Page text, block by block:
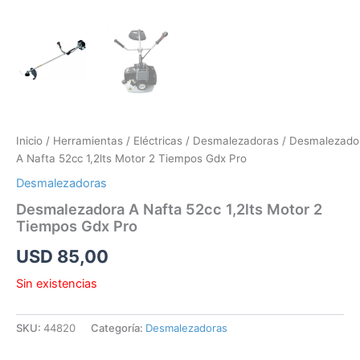
Inicio / Herramientas / Eléctricas / Desmalezadoras /
A Nafta 52cc 1,2lts Motor 2 Tiempos Gdx Pro
Desmalezadoras
Desmalezadora A Nafta 52cc 1,2lts Motor 2
Tiempos Gdx Pro
USD 85,00
Sin existencias
SKU: 44820 Categoría: Desmalezadoras